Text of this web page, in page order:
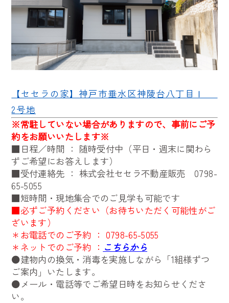
【セセラの家】神戸市垂水区神陵台八丁目Ⅰ
2号地
※常駐していない場合がありますので、事前にご予
約をお願いいたします※
■日程／時間 ： 随時受付中（平日・週末に関わら
ずご希望にお答えします）
■受付連絡先 ： 株式会社セセラ不動産販売 0798-
65-5055
■短時間・現地集合でのご見学も可能です
■必ずご予約ください（お待ちいただく可能性がご
ざいます）
＊お電話でのご予約 ： 0798-65-5055
＊ネットでのご予約 ： こちらから
●建物内の換気・消毒を実施しながら「1組様ずつ
ご案内」いたします。
●メール・電話等でご希望日時をお知らせくださ
い。